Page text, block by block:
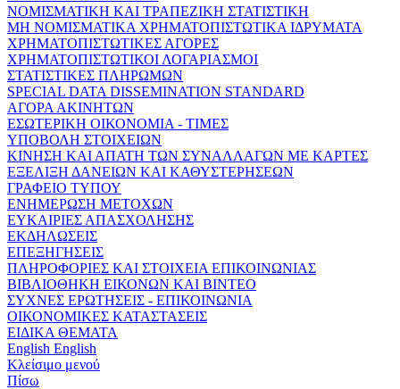
ΝΟΜΙΣΜΑΤΙΚΗ ΚΑΙ ΤΡΑΠΕΖΙΚΗ ΣΤΑΤΙΣΤΙΚΗ
ΜΗ ΝΟΜΙΣΜΑΤΙΚΑ ΧΡΗΜΑΤΟΠΙΣΤΩΤΙΚΑ ΙΔΡΥΜΑΤΑ
ΧΡΗΜΑΤΟΠΙΣΤΩΤΙΚΕΣ ΑΓΟΡΕΣ
ΧΡΗΜΑΤΟΠΙΣΤΩΤΙΚΟΙ ΛΟΓΑΡΙΑΣΜΟΙ
ΣΤΑΤΙΣΤΙΚΕΣ ΠΛΗΡΩΜΩΝ
SPECIAL DATA DISSEMINATION STANDARD
ΑΓΟΡΑ ΑΚΙΝΗΤΩΝ
ΕΣΩΤΕΡΙΚΗ ΟΙΚΟΝΟΜΙΑ - ΤΙΜΕΣ
ΥΠΟΒΟΛΗ ΣΤΟΙΧΕΙΩΝ
ΚΙΝΗΣΗ ΚΑΙ ΑΠΑΤΗ ΤΩΝ ΣΥΝΑΛΛΑΓΩΝ ΜΕ ΚΑΡΤΕΣ
ΕΞΕΛΙΞΗ ΔΑΝΕΙΩΝ ΚΑΙ ΚΑΘΥΣΤΕΡΗΣΕΩΝ
ΓΡΑΦΕΙΟ ΤΥΠΟΥ
ΕΝΗΜΕΡΩΣΗ ΜΕΤΟΧΩΝ
ΕΥΚΑΙΡΙΕΣ ΑΠΑΣΧΟΛΗΣΗΣ
ΕΚΔΗΛΩΣΕΙΣ
ΕΠΕΞΗΓΗΣΕΙΣ
ΠΛΗΡΟΦΟΡΙΕΣ ΚΑΙ ΣΤΟΙΧΕΙΑ ΕΠΙΚΟΙΝΩΝΙΑΣ
ΒΙΒΛΙΟΘΗΚΗ ΕΙΚΟΝΩΝ ΚΑΙ ΒΙΝΤΕΟ
ΣΥΧΝΕΣ ΕΡΩΤΗΣΕΙΣ - ΕΠΙΚΟΙΝΩΝΙΑ
ΟΙΚΟΝΟΜΙΚΕΣ ΚΑΤΑΣΤΑΣΕΙΣ
ΕΙΔΙΚΑ ΘΕΜΑΤΑ
English English
Κλείσιμο μενού
Πίσω